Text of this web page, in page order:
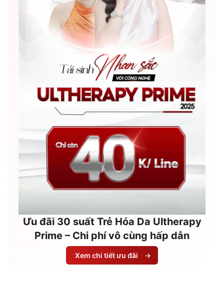
Ưu đãi 30 suất Trẻ Hóa Da Ultherapy
Prime – Chi phí vô cùng hấp dẫn
Xem chi tiết ưu đãi →